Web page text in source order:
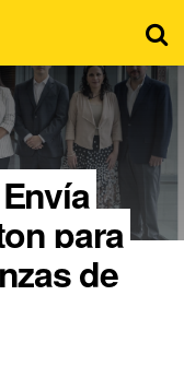
para
de